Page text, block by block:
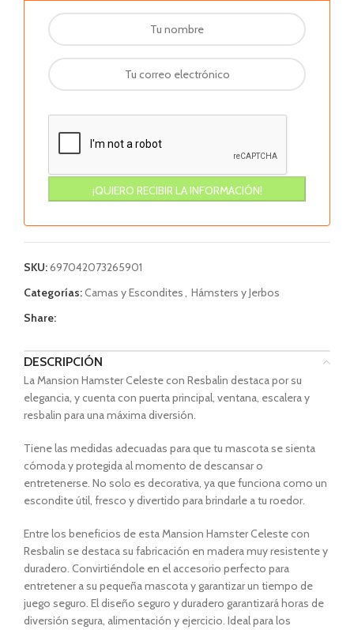
SKU:697042073265901
Categorías:Camas y Escondites, Hámsters y Jerbos
Share:
DESCRIPCIÓN
La Mansion Hamster Celeste con Resbalin destaca por su
elegancia, y cuenta con puerta principal, ventana, escalera y
resbalin para una máxima diversión.
Tiene las medidas adecuadas para que tu mascota se sienta
cómoda y protegida al momento de descansar o
entretenerse. No solo es decorativa, ya que funciona como un
escondite útil, fresco y divertido para brindarle a tu roedor.
Entre los beneficios de esta Mansion Hamster Celeste con
Resbalin se destaca su fabricación en madera muy resistente y
duradero. Convirtiéndole en el accesorio perfecto para
entretener a su pequeña mascota y garantizar un tiempo de
juego seguro. El diseño seguro y duradero garantizará horas de
diversión segura, alimentación y ejercicio. Ideal para los